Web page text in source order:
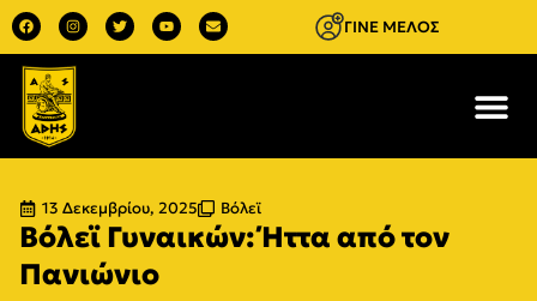
ΓΙΝΕ ΜΕΛΟΣ
13 Δεκεμβρίου, 2025 Βόλεϊ
Βόλεϊ Γυναικών: Ήττα από τον
Πανιώνιο